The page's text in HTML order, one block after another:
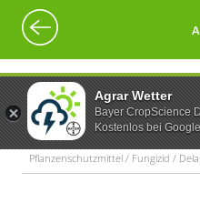
Agrar Wetter
Bayer CropScience
Kostenlos bei
Pflanzenschutzmittel / Fungizid /